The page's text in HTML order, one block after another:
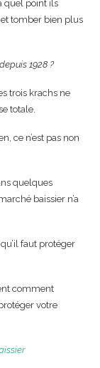
quel point ils
tomber bien plus
1928 ?
trois krachs ne
totale.
ce n’est pas non
quelques
baissier n’a
qu’il faut protéger
comment
votre